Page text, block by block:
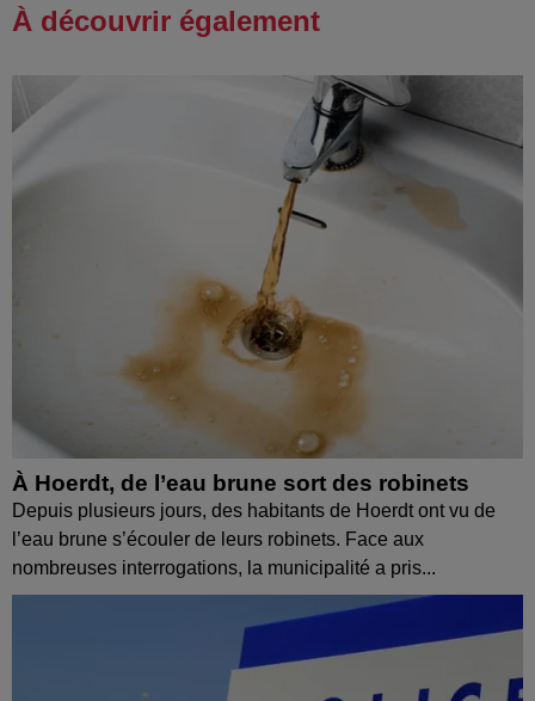
À découvrir également
À Hoerdt, de l’eau brune sort des robinets
Depuis plusieurs jours, des habitants de Hoerdt ont vu de
l’eau brune s’écouler de leurs robinets. Face aux
nombreuses interrogations, la municipalité a pris...